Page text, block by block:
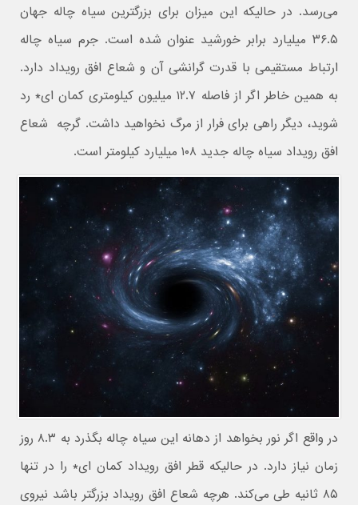
می‌رسد. در حالیکه این میزان برای بزرگترین سیاه چاله جهان
۳۶.۵ میلیارد برابر خورشید عنوان شده است. جرم سیاه چاله
ارتباط مستقیمی با قدرت گرانشی آن و شعاع افق رویداد دارد.
به همین خاطر اگر از فاصله ۱۲.۷ میلیون کیلومتری کمان ای* رد
شوید، دیگر راهی برای فرار از مرگ نخواهید داشت. گرچه شعاع
افق رویداد سیاه چاله جدید ۱۰۸ میلیارد کیلومتر است.
در واقع اگر نور بخواهد از دهانه این سیاه چاله بگذرد به ۸.۳ روز
زمان نیاز دارد. در حالیکه قطر افق رویداد کمان ای* را در تنها
۸۵ ثانیه طی می‌کند. هرچه شعاع افق رویداد بزرگتر باشد نیروی